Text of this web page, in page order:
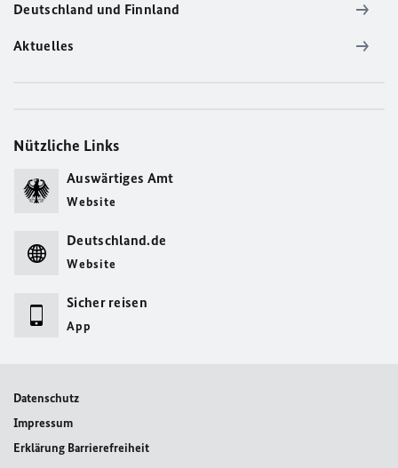
Deutschland und Finnland
Aktuelles
Nützliche Links
Auswärtiges Amt
Website
Deutschland.de
Website
Sicher reisen
App
Datenschutz
Impressum
Erklärung Barrierefreiheit